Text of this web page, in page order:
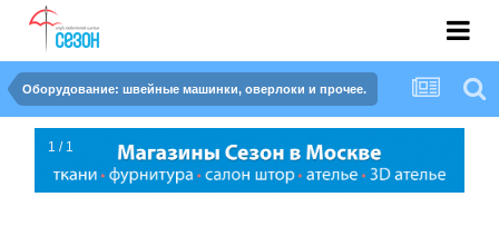
Оборудование: швейные машинки, оверлоки и прочее.
1 / 1